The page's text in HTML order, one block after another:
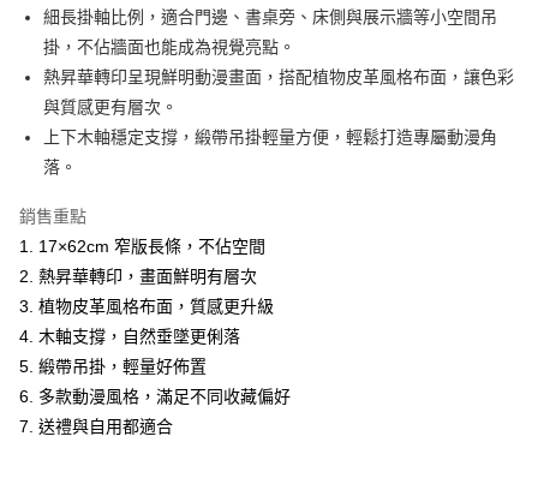
Apple Pay
街口支付
悠遊付
Google Pay
相關說明
【關於「AFTEE先享後付」】
AFTEE先享後付是「在收到商品之後才付款」的支付方式。 讓您購物簡單
便利好安心！
１．簡單：不需註冊會員、不需綁卡、不需儲值。
２．便利：只要手機號碼，簡訊認證，即可結帳。
【「AFTEE先享後付」結帳流程】
１．於結帳方式選擇「AFTEE先享後付」後，將跳轉至「AFTEE先享後付」
結帳頁面，進行簡訊認證並確認金額後，即可完成結帳。
貨到付款
運送方式
全家取貨付款
每筆NT$60，滿NT$1,000(含以上)免運費
細長掛軸比例，適合門邊、書桌旁、床側與展示牆等小空間吊
掛，不佔牆面也能成為視覺亮點。
熱昇華轉印呈現鮮明動漫畫面，搭配植物皮革風格布面，讓色彩
與質感更有層次。
上下木軸穩定支撐，緞帶吊掛輕量方便，輕鬆打造專屬動漫角
落。
銷售重點
1. 17×62cm 窄版長條，不佔空間
2. 熱昇華轉印，畫面鮮明有層次
3. 植物皮革風格布面，質感更升級
4. 木軸支撐，自然垂墜更俐落
5. 緞帶吊掛，輕量好佈置
6. 多款動漫風格，滿足不同收藏偏好
7. 送禮與自用都適合